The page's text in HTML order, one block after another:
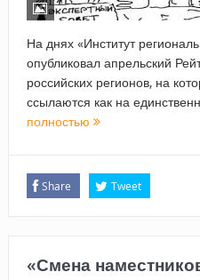
На днях «Институт
опубликовал апрельский
российских регионов, на
ссылаются как на
полностью
Share Tweet
«Смена